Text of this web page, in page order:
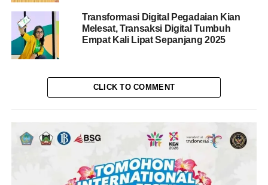
Transformasi Digital Pegadaian Kian
Melesat, Transaksi Digital Tumbuh
Empat Kali Lipat Sepanjang 2025
CLICK TO COMMENT